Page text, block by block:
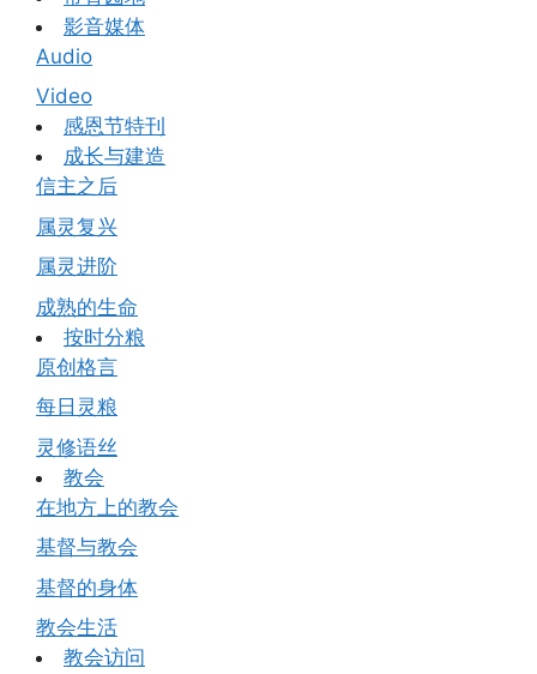
影音媒体
Audio
Video
感恩节特刊
成长与建造
信主之后
属灵复兴
属灵进阶
成熟的生命
按时分粮
原创格言
每日灵粮
灵修语丝
教会
在地方上的教会
基督与教会
基督的身体
教会生活
教会访问